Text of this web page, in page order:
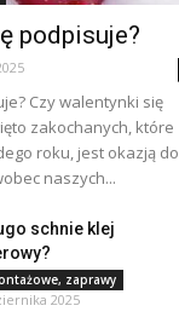
podpisuje?
Czy walentynki się
zakochanych, które
roku, jest okazją do
naszych...
schnie klej
zaprawy
2025